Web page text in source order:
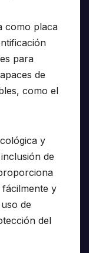
como placa
para
de
como el
y
de
y
de
del